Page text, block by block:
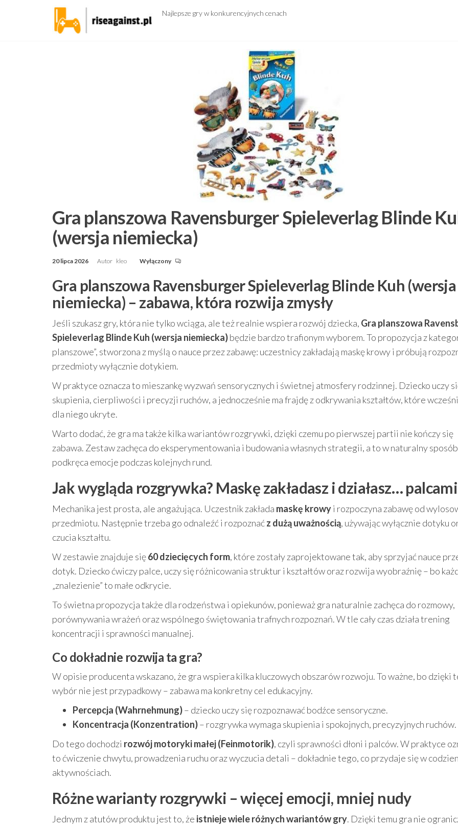
Najlepsze gry w konkurencyjnych cenach
Gra planszowa Ravensburger Spieleverlag Blinde
(wersja niemiecka)
20 lipca 2026 Autor kleo Wyłączony
Gra planszowa Ravensburger Spieleverlag Blinde Kuh (wersja
niemiecka) – zabawa, która rozwija zmysły
Jeśli szukasz gry, która nie tylko wciąga, ale też realnie wspiera rozwój dziecka, Gra planszowa
Spieleverlag Blinde Kuh (wersja niemiecka)będzie bardzo trafionym wyborem. To propozycja z
planszowe”, stworzona z myślą o nauce przez zabawę: uczestnicy zakładają maskę krowy i próbują
przedmioty wyłącznie dotykiem.
W praktyce oznacza to mieszankę wyzwań sensorycznych i świetnej atmosfery rodzinnej. Dziecko uczy
skupienia, cierpliwości i precyzji ruchów, a jednocześnie ma frajdę z odkrywania kształtów, które
dla niego ukryte.
Warto dodać, że gra ma także kilka wariantów rozgrywki, dzięki czemu po pierwszej partii nie kończy się
zabawa. Zestaw zachęca do eksperymentowania i budowania własnych strategii, a to w naturalny sposób
podkręca emocje podczas kolejnych rund.
Jak wygląda rozgrywka? Maskę zakładasz i działasz… palcami
Mechanika jest prosta, ale angażująca. Uczestnik zakłada maskę krowyi rozpoczyna zabawę od
przedmiotu. Następnie trzeba go odnaleźć i rozpoznaćz dużą uważnością, używając wyłącznie dotyku
czucia kształtu.
W zestawie znajduje się60 dziecięcych form, które zostały zaprojektowane tak, aby sprzyjać nauce
dotyk. Dziecko ćwiczy palce, uczy się różnicowania struktur i kształtów oraz rozwija wyobraźnię – bo
„znalezienie” to małe odkrycie.
To świetna propozycja także dla rodzeństwa i opiekunów, ponieważ gra naturalnie zachęca do rozmowy,
porównywania wrażeń oraz wspólnego świętowania trafnych rozpoznań. W tle cały czas działa trening
koncentracji i sprawności manualnej.
Co dokładnie rozwija ta gra?
W opisie producenta wskazano, że gra wspiera kilka kluczowych obszarów rozwoju. To ważne, bo dzięki
wybór nie jest przypadkowy – zabawa ma konkretny cel edukacyjny.
Percepcja (Wahrnehmung)– dziecko uczy się rozpoznawać bodźce sensoryczne.
Koncentracja (Konzentration)– rozgrywka wymaga skupienia i spokojnych, precyzyjnych ruchów.
Do tego dochodzi rozwój motoryki małej (Feinmotorik), czyli sprawności dłoni i palców. W praktyce
to ćwiczenie chwytu, prowadzenia ruchu oraz wyczucia detali – dokładnie tego, co przydaje się w
aktywnościach.
Różne warianty rozgrywki – więcej emocji, mniej nudy
Jednym z atutów produktu jest to, że istnieje wiele różnych wariantów gry. Dzięki temu gra nie